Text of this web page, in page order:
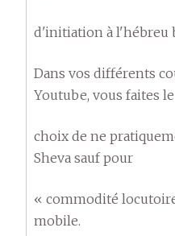
d'initiation à l'hébreu
Dans vos différents
Youtube, vous faites le
choix de ne
Sheva sauf pour
« commodité
mobile.